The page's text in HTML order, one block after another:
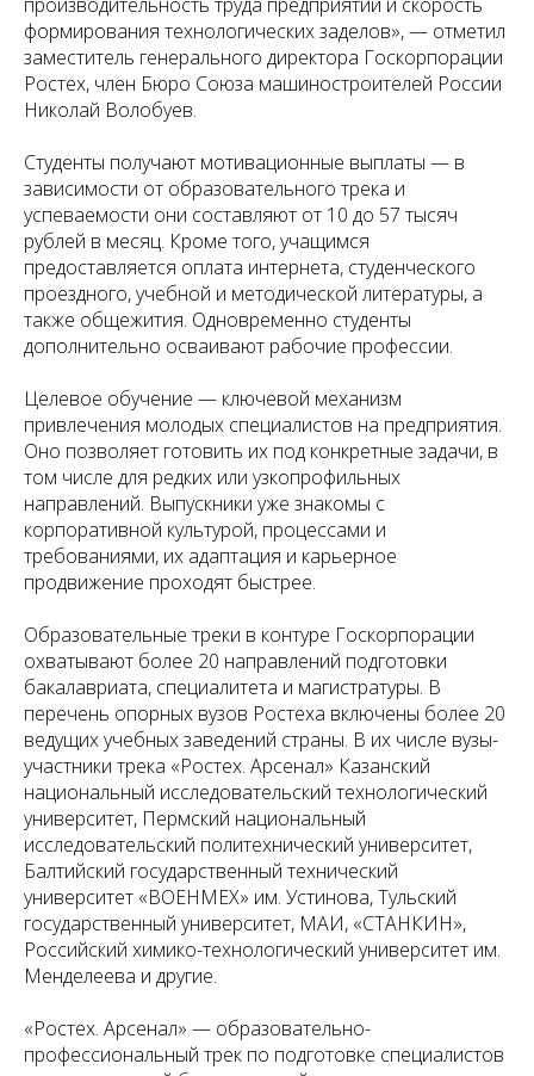
формирования технологических заделов», — отметил
заместитель генерального директора Госкорпорации
Ростех, член Бюро Союза машиностроителей России
Николай Волобуев.
Студенты получают мотивационные выплаты — в
зависимости от образовательного трека и
успеваемости они составляют от 10 до 57 тысяч
рублей в месяц. Кроме того, учащимся
предоставляется оплата интернета, студенческого
проездного, учебной и методической литературы, а
также общежития. Одновременно студенты
дополнительно осваивают рабочие профессии.
Целевое обучение — ключевой механизм
привлечения молодых специалистов на предприятия.
Оно позволяет готовить их под конкретные задачи, в
том числе для редких или узкопрофильных
направлений. Выпускники уже знакомы с
корпоративной культурой, процессами и
требованиями, их адаптация и карьерное
продвижение проходят быстрее.
Образовательные треки в контуре Госкорпорации
охватывают более 20 направлений подготовки
бакалавриата, специалитета и магистратуры. В
перечень опорных вузов Ростеха включены более 20
ведущих учебных заведений страны. В их числе вузы-
участники трека «Ростех. Арсенал» Казанский
национальный исследовательский технологический
университет, Пермский национальный
исследовательский политехнический университет,
Балтийский государственный технический
университет «ВОЕНМЕХ» им. Устинова, Тульский
государственный университет, МАИ, «СТАНКИН»,
Российский химико-технологический университет им.
Менделеева и другие.
«Ростех. Арсенал» — образовательно-
профессиональный трек по подготовке специалистов